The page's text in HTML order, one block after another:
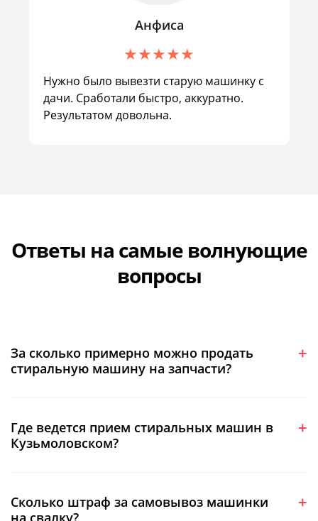
Анфиса
Нужно было вывезти старую машинку с
дачи. Сработали быстро, аккуратно.
Результатом довольна.
Ответы на самые волнующие
вопросы
За сколько примерно можно продать
стиральную машину на запчасти?
Где ведется прием стиральных машин в
Кузьмоловском?
Сколько штраф за самовывоз машинки
на свалку?